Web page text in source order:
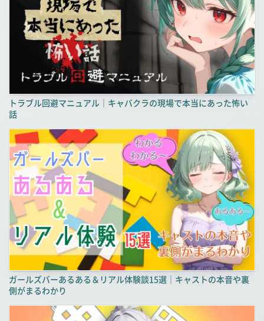
トラブル回避マニュアル｜キャバクラの現場で本当にあった怖い
話
ガールズバーあるある＆リアル体験談15選｜キャストの本音や裏
側がまるわかり